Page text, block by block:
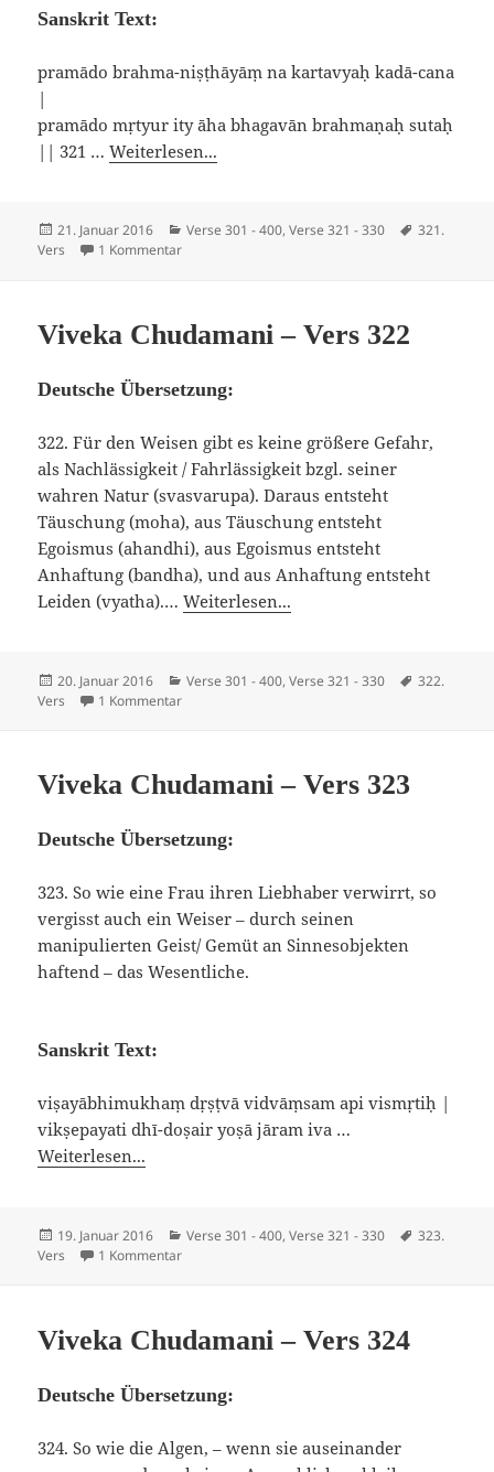
Sanskrit Text:
pramādo brahma-niṣṭhāyāṃ na kartavyaḥ kadā-cana
|
pramādo mṛtyur ity āha bhagavān brahmaṇaḥ sutaḥ
|| 321 …Weiterlesen...
Veröffentlicht
am
21. Januar 2016 Kategorien
Verse 301 - 400,Verse 321 - 330
321.
Vers
1 Kommentarzu Viveka Chudamani – Vers 321
Viveka Chudamani – Vers 322
Deutsche Übersetzung:
322. Für den Weisen gibt es keine größere Gefahr,
als Nachlässigkeit / Fahrlässigkeit bzgl. seiner
wahren Natur (svasvarupa). Daraus entsteht
Täuschung (moha), aus Täuschung entsteht
Egoismus (ahandhi), aus Egoismus entsteht
Anhaftung (bandha), und aus Anhaftung entsteht
Leiden (vyatha).…Weiterlesen...
Veröffentlicht
am
20. Januar 2016 Kategorien
Verse 301 - 400,Verse 321 - 330
322.
Vers
1 Kommentarzu Viveka Chudamani – Vers 322
Viveka Chudamani – Vers 323
Deutsche Übersetzung:
323. So wie eine Frau ihren Liebhaber verwirrt, so
vergisst auch ein Weiser – durch seinen
manipulierten Geist/ Gemüt an Sinnesobjekten
haftend – das Wesentliche.
Sanskrit Text:
viṣayābhimukhaṃ dṛṣṭvā vidvāṃsam api vismṛtiḥ |
vikṣepayati dhī-doṣair yoṣā jāram iva …
Weiterlesen...
Veröffentlicht
am
19. Januar 2016 Kategorien
Verse 301 - 400,Verse 321 - 330
323.
Vers
1 Kommentarzu Viveka Chudamani – Vers 323
Viveka Chudamani – Vers 324
Deutsche Übersetzung:
324. So wie die Algen, – wenn sie auseinander